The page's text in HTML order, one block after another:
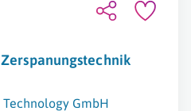
GmbH